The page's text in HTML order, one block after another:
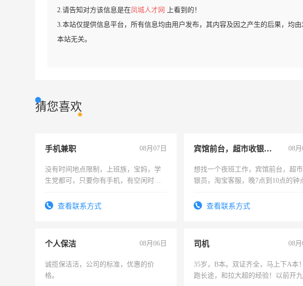
2.请告知对方该信息是在凤城人才网
上看到的！
3.本站仅提供信息平台，所有信息均由用户发布，其内容及因之产生的后果，均
本站无关。
猜您喜欢
手机兼职 08月07日
没有时间地点限制，上班族，宝妈，学
生党都可，只要你有手机，有空闲时
勤快的四五十，每天挣零花钱没问题！
查看联系方式
宾馆前台，超市收银员，淘宝客服 08月
想找一个夜班工作，宾馆前台，超
银员，淘宝客服，晚7点到10点的钟
号同微信查看联系方式
个人保洁 08月06日
诚揽保洁活，公司的标准，优惠的价
格。
司机 08月
35岁，B本。双证齐全，马上下A本
跑长途，和拉大超的经验！以前开